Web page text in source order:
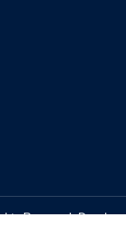
Reserved.